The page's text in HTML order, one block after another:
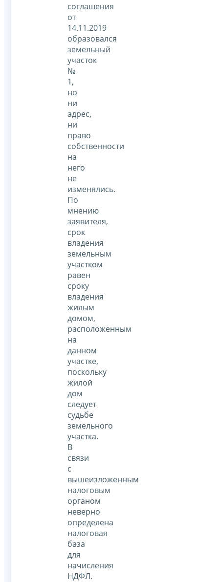
соглашения
от
14.11.2019
образовался
земельный
участок
№
1,
но
ни
адрес,
ни
право
собственности
на
него
не
изменялись.
По
мнению
заявителя,
срок
владения
земельным
участком
равен
сроку
владения
жилым
домом,
расположенным
на
данном
участке,
поскольку
жилой
дом
следует
судьбе
земельного
участка.
В
связи
с
вышеизложенным
налоговым
органом
неверно
определена
налоговая
база
для
начисления
НДФЛ.